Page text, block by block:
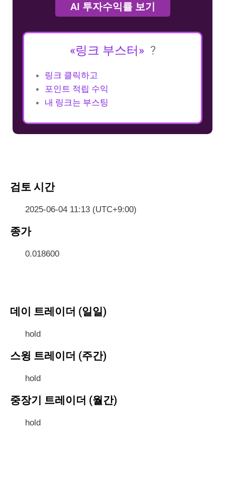
AI 투자수익률 보기
«링크 부스터» ?
링크 클릭하고
포인트 적립 수익
내 링크는 부스팅
검토 시간
2025-06-04 11:13 (UTC+9:00)
종가
0.018600
데이 트레이더 (일일)
hold
스윙 트레이더 (주간)
hold
중장기 트레이더 (월간)
hold